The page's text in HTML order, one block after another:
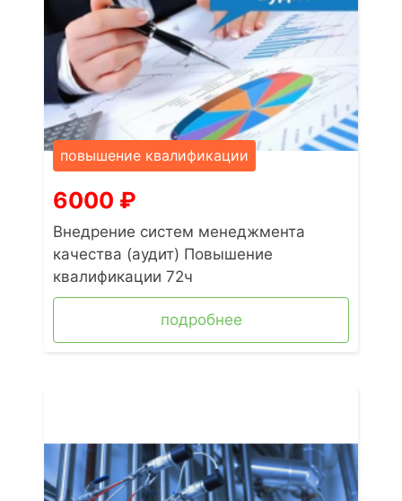
повышение квалификации
6000 ₽
Внедрение систем менеджмента
качества (аудит) Повышение
квалификации 72ч
подробнее